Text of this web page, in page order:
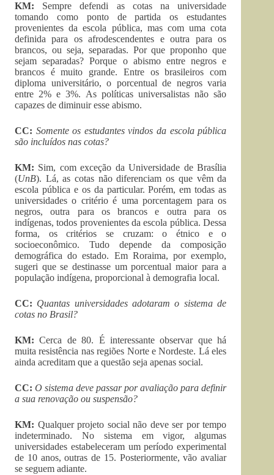
KM: Sempre defendi as cotas na universidade
tomando como ponto de partida os estudantes
provenientes da escola pública, mas com uma cota
definida para os afrodescendentes e outra para os
brancos, ou seja, separadas. Por que proponho que
sejam separadas? Porque o abismo entre negros e
brancos é muito grande. Entre os brasileiros com
diploma universitário, o porcentual de negros varia
entre 2% e 3%. As políticas universalistas não são
capazes de diminuir esse abismo.
CC: Somente os estudantes vindos da escola pública
são incluídos nas cotas?
KM: Sim, com exceção da Universidade de Brasília
(UnB). Lá, as cotas não diferenciam os que vêm da
escola pública e os da particular. Porém, em todas as
universidades o critério é uma porcentagem para os
negros, outra para os brancos e outra para os
indígenas, todos provenientes da escola pública. Dessa
forma, os critérios se cruzam: o étnico e o
socioeconômico. Tudo depende da composição
demográfica do estado. Em Roraima, por exemplo,
sugeri que se destinasse um porcentual maior para a
população indígena, proporcional à demografia local.
CC: Quantas universidades adotaram o sistema de
cotas no Brasil?
KM: Cerca de 80. É interessante observar que há
muita resistência nas regiões Norte e Nordeste. Lá eles
ainda acreditam que a questão seja apenas social.
CC: O sistema deve passar por avaliação para definir
a sua renovação ou suspensão?
KM: Qualquer projeto social não deve ser por tempo
indeterminado. No sistema em vigor, algumas
universidades estabeleceram um período experimental
de 10 anos, outras de 15. Posteriormente, vão avaliar
se seguem adiante.